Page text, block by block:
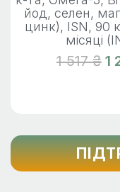
йод, селен,
цинк), ISN, 90
місяці
1 517 ₴ 1